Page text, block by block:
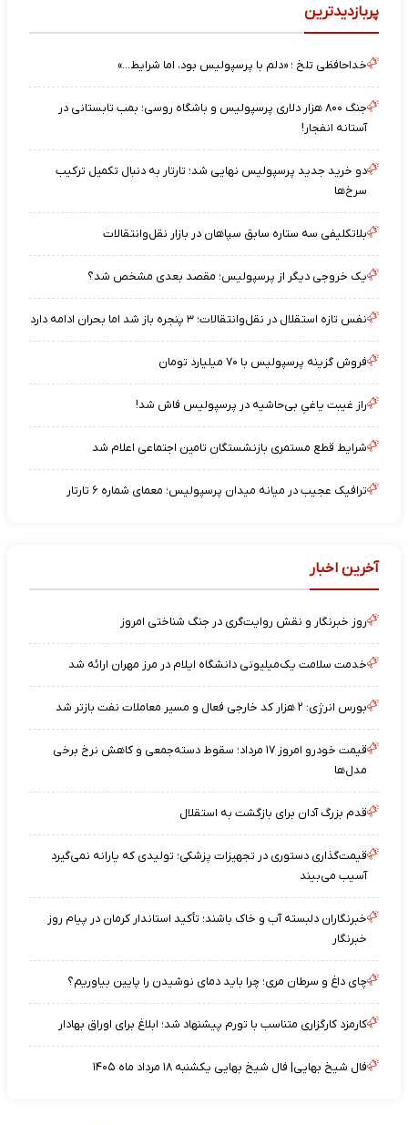
پربازدیدترین
خداحافظی تلخ ؛ «دلم با پرسپولیس بود، اما شرایط…»
جنگ ۸۰۰ هزار دلاری پرسپولیس و باشگاه روسی؛ بمب تابستانی در
آستانه انفجار!
دو خرید جدید پرسپولیس نهایی شد؛ تارتار به دنبال تکمیل ترکیب
سرخ‌ها
بلاتکلیفی سه ستاره سابق سپاهان در بازار نقل‌وانتقالات
یک خروجی دیگر از پرسپولیس؛ مقصد بعدی مشخص شد؟
نفس تازه استقلال در نقل‌وانتقالات؛ ۳ پنجره باز شد اما بحران ادامه دارد
فروش گزینه پرسپولیس با ۷۰ میلیارد تومان
راز غیبت یاغیِ بی‌حاشیه در پرسپولیس فاش شد!
شرایط قطع مستمری بازنشستگان تامین اجتماعی اعلام شد
ترافیک عجیب در میانه میدان پرسپولیس؛ معمای شماره ۶ تارتار
آخرین اخبار
روز خبرنگار و نقش روایت‌گری در جنگ شناختی امروز
خدمت سلامت یک‌میلیونی دانشگاه ایلام در مرز مهران ارائه شد
بورس انرژی: ۲ هزار کد خارجی فعال و مسیر معاملات نفت بازتر شد
قیمت خودرو امروز ۱۷ مرداد؛ سقوط دسته‌جمعی و کاهش نرخ برخی
مدل‌ها
قدم بزرگ آدان برای بازگشت به استقلال
قیمت‌گذاری دستوری در تجهیزات پزشکی؛ تولیدی که یارانه نمی‌گیرد
آسیب می‌بیند
خبرنگاران دلبسته آب و خاک باشند؛ تأکید استاندار کرمان در پیام روز
خبرنگار
چای داغ و سرطان مری؛ چرا باید دمای نوشیدن را پایین بیاوریم؟
کارمزد کارگزاری متناسب با تورم پیشنهاد شد؛ ابلاغ برای اوراق بهادار
فال شیخ بهایی| فال شیخ بهایی یکشنبه ۱۸ مرداد ماه ۱۴۰۵